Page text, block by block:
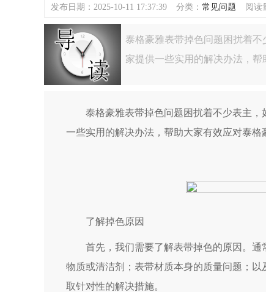
发布日期：2025-10-11 17:37:39 分类： 常见问题 阅读
泰格豪雅表带掉色问题困扰着
家提供一些实用的解决办法，
泰格豪雅表带掉色问题困扰着不少表主，
一些实用的解决办法，帮助大家有效应对泰格
了解掉色原因
首先，我们需要了解表带掉色的原因。通
物质或清洁剂；表带材质本身的质量问题；
取针对性的解决措施。